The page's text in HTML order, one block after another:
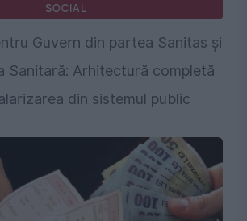
SOCIAL
Guvern din partea Sanitas și
Sanitară: Arhitectură completă
din sistemul public